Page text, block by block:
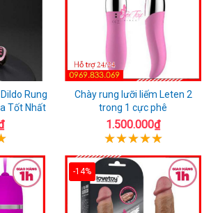
Rung
Tốt Nhất
Chày rung lưỡi liếm Leten 2
trong 1 cực phê
1.500.000₫
-14%